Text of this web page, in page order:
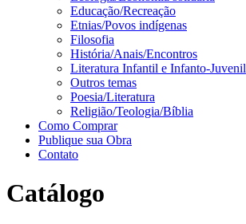
Educação/Recreação
Etnias/Povos indígenas
Filosofia
História/Anais/Encontros
Literatura Infantil e Infanto-Juvenil
Outros temas
Poesia/Literatura
Religião/Teologia/Bíblia
Como Comprar
Publique sua Obra
Contato
Catálogo